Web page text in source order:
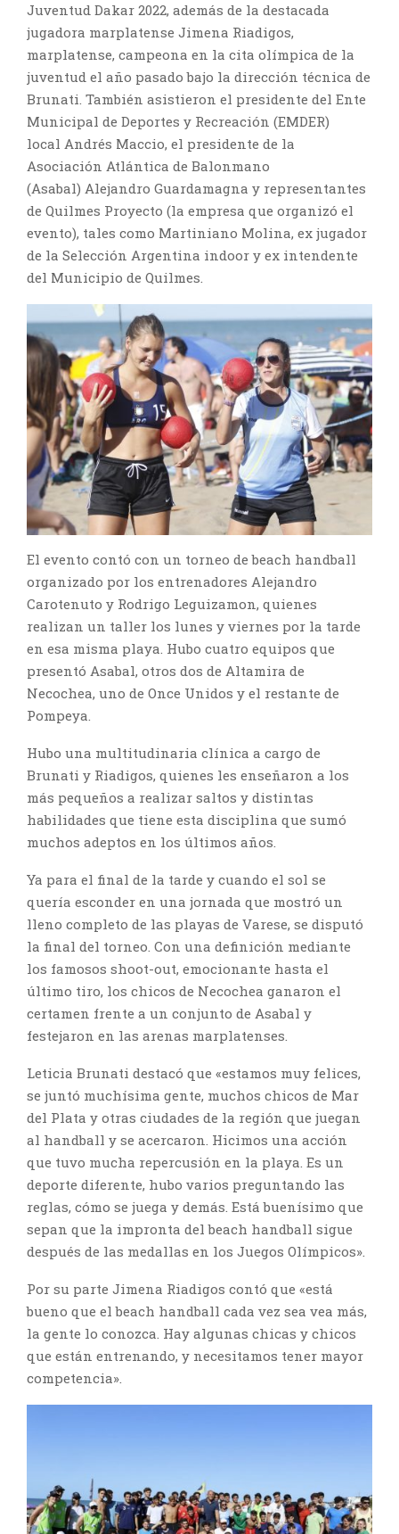
Juventud Dakar 2022, además de la destacada
jugadora marplatense Jimena Riadigos,
marplatense, campeona en la cita olímpica de la
juventud el año pasado bajo la dirección técnica de
Brunati. También asistieron el presidente del Ente
Municipal de Deportes y Recreación (EMDER)
local Andrés Maccio, el presidente de la
Asociación Atlántica de Balonmano
(Asabal) Alejandro Guardamagna y representantes
de Quilmes Proyecto (la empresa que organizó el
evento), tales como Martiniano Molina, ex jugador
de la Selección Argentina indoor y ex intendente
del Municipio de Quilmes.
El evento contó con un torneo de beach handball
organizado por los entrenadores Alejandro
Carotenuto y Rodrigo Leguizamon, quienes
realizan un taller los lunes y viernes por la tarde
en esa misma playa. Hubo cuatro equipos que
presentó Asabal, otros dos de Altamira de
Necochea, uno de Once Unidos y el restante de
Pompeya.
Hubo una multitudinaria clínica a cargo de
Brunati y Riadigos, quienes les enseñaron a los
más pequeños a realizar saltos y distintas
habilidades que tiene esta disciplina que sumó
muchos adeptos en los últimos años.
Ya para el final de la tarde y cuando el sol se
quería esconder en una jornada que mostró un
lleno completo de las playas de Varese, se disputó
la final del torneo. Con una definición mediante
los famosos shoot-out, emocionante hasta el
último tiro, los chicos de Necochea ganaron el
certamen frente a un conjunto de Asabal y
festejaron en las arenas marplatenses.
Leticia Brunati destacó que «estamos muy felices,
se juntó muchísima gente, muchos chicos de Mar
del Plata y otras ciudades de la región que juegan
al handball y se acercaron. Hicimos una acción
que tuvo mucha repercusión en la playa. Es un
deporte diferente, hubo varios preguntando las
reglas, cómo se juega y demás. Está buenísimo que
sepan que la impronta del beach handball sigue
después de las medallas en los Juegos Olímpicos».
Por su parte Jimena Riadigos contó que «está
bueno que el beach handball cada vez sea vea más,
la gente lo conozca. Hay algunas chicas y chicos
que están entrenando, y necesitamos tener mayor
competencia».